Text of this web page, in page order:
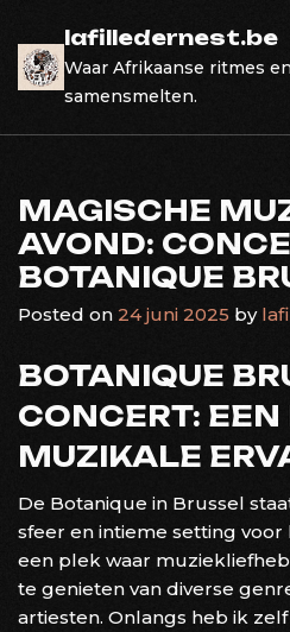
content
lafilledernest.be
Waar Afrikaanse ritmes
samensmelten.
MAGISCHE
AVOND:
BOTANIQUE
Posted on 24 juni 2025 by
BOTANIQUE
CONCERT:
MUZIKALE
De Botanique in Brussel
sfeer en intieme setting voor
een plek waar
te genieten van diverse
artiesten. Onlangs heb ik